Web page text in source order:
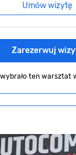
Umów wizytę
Zarezerwuj
ten warsztat